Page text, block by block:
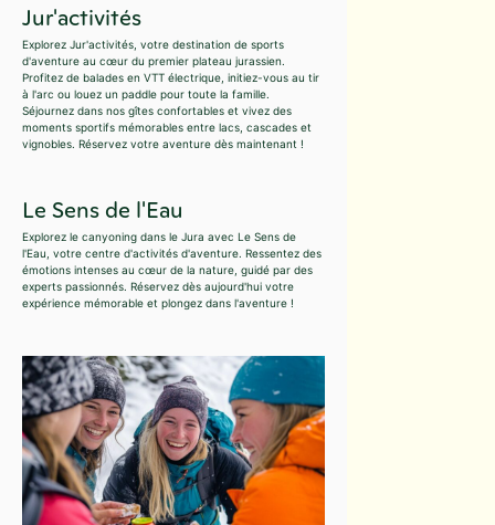
Jur'activités
Explorez Jur'activités, votre destination de sports
d'aventure au cœur du premier plateau jurassien.
Profitez de balades en VTT électrique, initiez-vous au tir
à l'arc ou louez un paddle pour toute la famille.
Séjournez dans nos gîtes confortables et vivez des
moments sportifs mémorables entre lacs, cascades et
vignobles. Réservez votre aventure dès maintenant !
Le Sens de l'Eau
Explorez le canyoning dans le Jura avec Le Sens de
l'Eau, votre centre d'activités d'aventure. Ressentez des
émotions intenses au cœur de la nature, guidé par des
experts passionnés. Réservez dès aujourd'hui votre
expérience mémorable et plongez dans l'aventure !